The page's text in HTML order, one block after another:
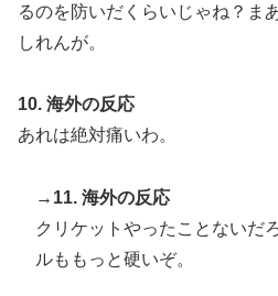
るのを防いだくらいじゃね？ま
しれんが。
10. 海外の反応
あれは絶対痛いわ。
→11. 海外の反応
クリケットやったことないだ
ルももっと硬いぞ。